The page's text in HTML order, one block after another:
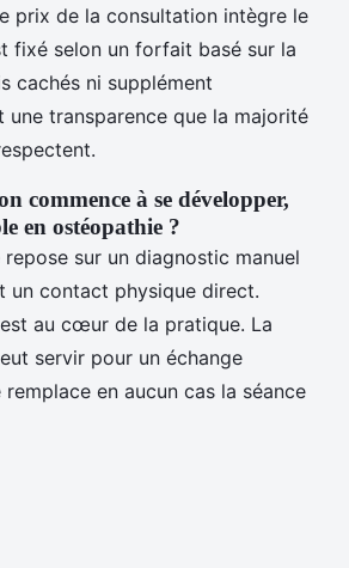
prix de la consultation intègre le
fixé selon un forfait basé sur la
cachés ni supplément
une transparence que la majorité
commence à se développer,
en ostéopathie ?
repose sur un diagnostic manuel
un contact physique direct.
est au cœur de la pratique. La
servir pour un échange
en aucun cas la séance